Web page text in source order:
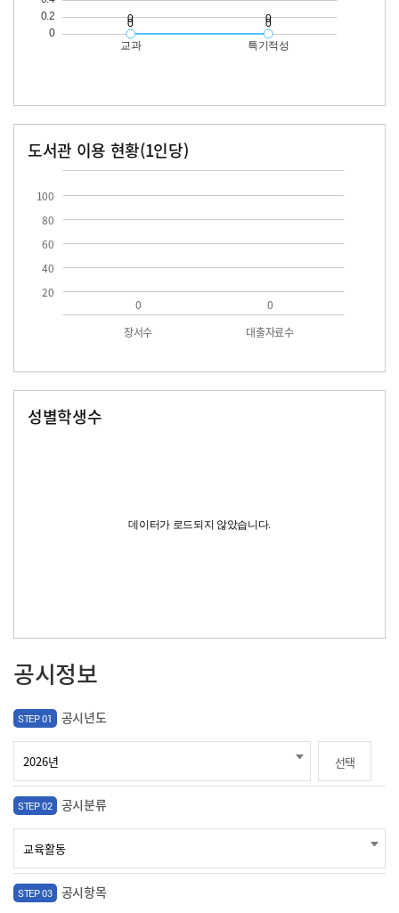
도서관 이용 현황(1인당)
20
40
60
80
100
장서수 대출자료수
0 0
성별학생수
데이터가 로드되지 않았습니다.
공시정보
STEP 01 공시년도
선택
STEP 02 공시분류
STEP 03 공시항목